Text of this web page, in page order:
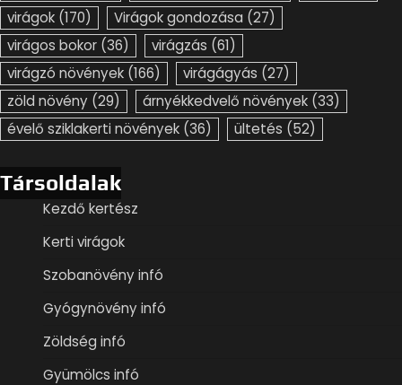
virágok (170) Virágok gondozása (27)
virágos bokor (36) virágzás (61)
virágzó növények (166) virágágyás (27)
zöld növény (29) árnyékkedvelő növények (33)
évelő sziklakerti növények (36) ültetés (52)
Társoldalak
Kezdő kertész
Kerti virágok
Szobanövény infó
Gyógynövény infó
Zöldség infó
Gyümölcs infó